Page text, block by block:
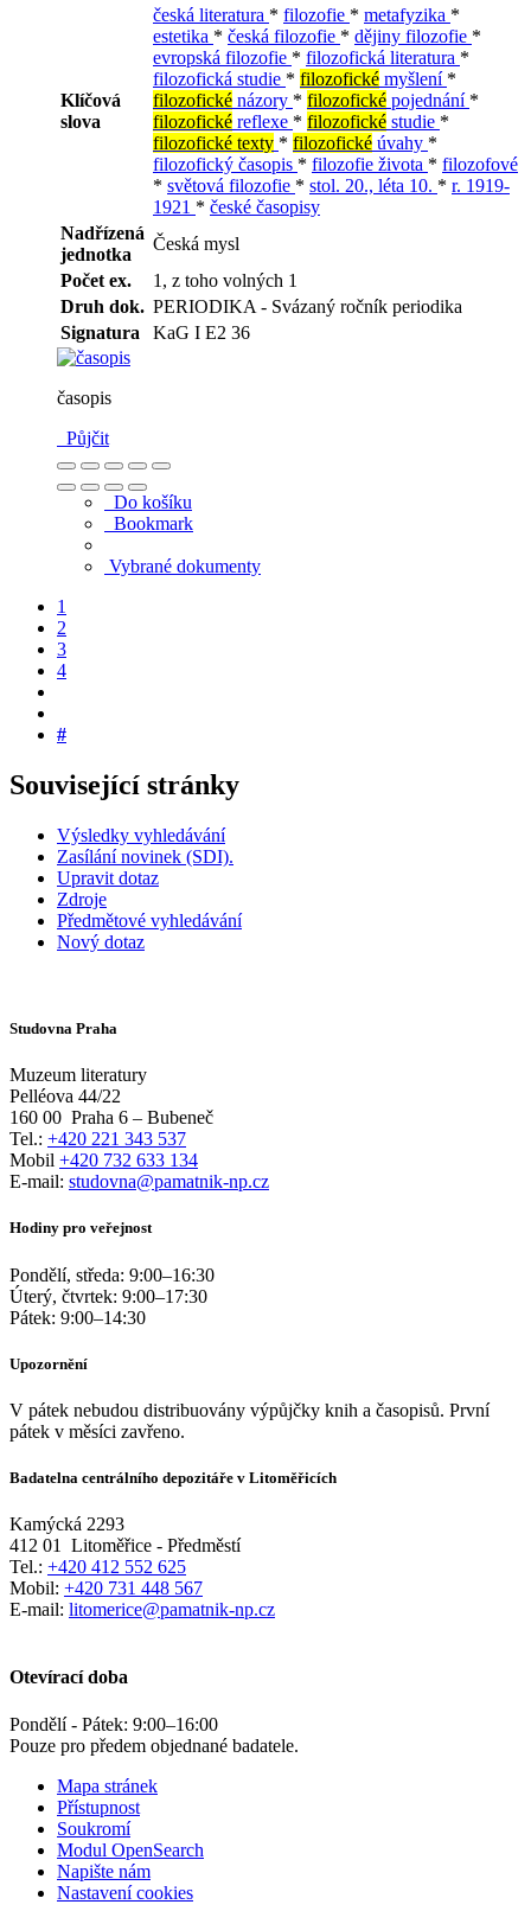
Klíčová
slova
česká literatura * filozofie * metafyzika *
estetika * česká filozofie * dějiny filozofie *
evropská filozofie * filozofická literatura *
filozofická studie * filozofické myšlení *
filozofické názory * filozofické pojednání *
filozofické reflexe * filozofické studie *
filozofické texty * filozofické úvahy *
filozofický časopis * filozofie života * filozofové
* světová filozofie * stol. 20., léta 10. * r. 1919-
1921 * české časopisy
Nadřízená
jednotka
Česká mysl
Počet ex.
1, z toho volných 1
Druh dok. PERIODIKA - Svázaný ročník periodika
Signatura
KaG I E2 36
časopis
Půjčit
Do košíku
Bookmark
Vybrané dokumenty
1
2
3
4
#
Související stránky
Výsledky vyhledávání
Zasílání novinek (SDI).
Upravit dotaz
Zdroje
Předmětové vyhledávání
Nový dotaz
Studovna Praha
Muzeum literatury
Pelléova 44/22
160 00 Praha 6 – Bubeneč
Tel.: +420 221 343 537
Mobil +420 732 633 134
E-mail: studovna@pamatnik-np.cz
Hodiny pro veřejnost
Pondělí, středa: 9:00–16:30
Úterý, čtvrtek: 9:00–17:30
Pátek: 9:00–14:30
Upozornění
V pátek nebudou distribuovány výpůjčky knih a časopisů. První
pátek v měsíci zavřeno.
Badatelna centrálního depozitáře v Litoměřicích
Kamýcká 2293
412 01
Litoměřice - Předměstí
Tel.: +420 412 552 625
Mobil: +420 731 448 567
E-mail: litomerice@pamatnik-np.cz
Otevírací doba
Pondělí - Pátek: 9:00–16:00
Pouze pro předem objednané badatele.
Mapa stránek
Přístupnost
Soukromí
Modul OpenSearch
Napište nám
Nastavení cookies